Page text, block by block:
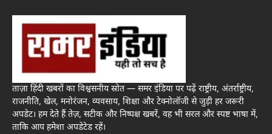
ताज़ा हिंदी खबरों का विश्वसनीय स्रोत — समर इंडिया पर पढ़ें राष्ट्रीय, अंतर्राष्ट्रीय,
राजनीति, खेल, मनोरंजन, व्यवसाय, शिक्षा और टेक्नोलॉजी से जुड़ी हर जरूरी
अपडेट। हम देते हैं तेज़, सटीक और निष्पक्ष खबरें, वह भी सरल और स्पष्ट भाषा में,
ताकि आप हमेशा अपडेटेड रहें।